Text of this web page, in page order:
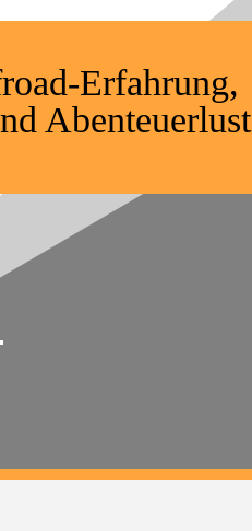
Erfahrung,
Abenteuerlust